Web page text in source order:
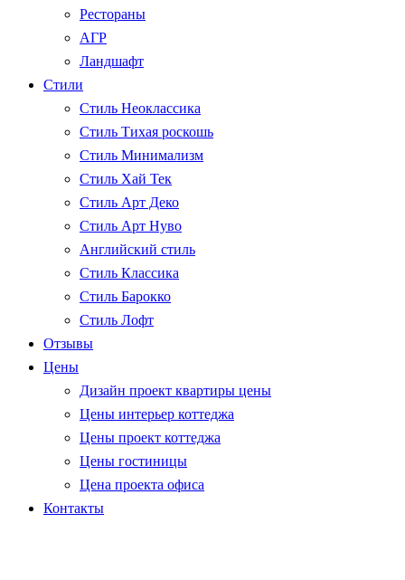
Рестораны
АГР
Ландшафт
Стили
Стиль Неоклассика
Стиль Тихая роскошь
Стиль Минимализм
Стиль Хай Тек
Стиль Арт Деко
Стиль Арт Нуво
Английский стиль
Стиль Классика
Стиль Барокко
Стиль Лофт
Отзывы
Цены
Дизайн проект квартиры цены
Цены интерьер коттеджа
Цены проект коттеджа
Цены гостиницы
Цена проекта офиса
Контакты